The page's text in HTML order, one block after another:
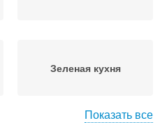
Зеленая кухня
Показать все